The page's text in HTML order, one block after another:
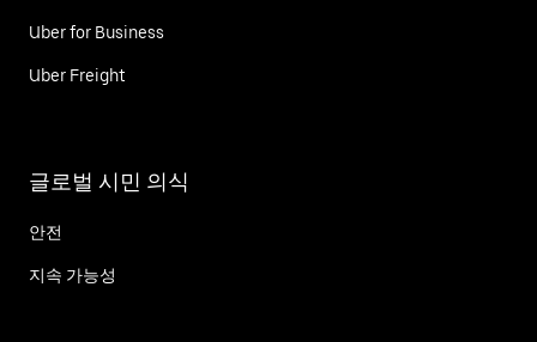
Uber for Business
Uber Freight
글로벌 시민 의식
안전
지속 가능성